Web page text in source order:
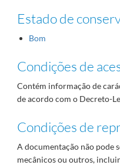
Estado de
Bom
Condições de
Contém informação de
de acordo com o Decreto-
Condições de
A documentação não pode
mecânicos ou outros,